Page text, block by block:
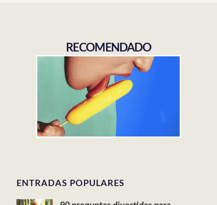
RECOMENDADO
ENTRADAS POPULARES